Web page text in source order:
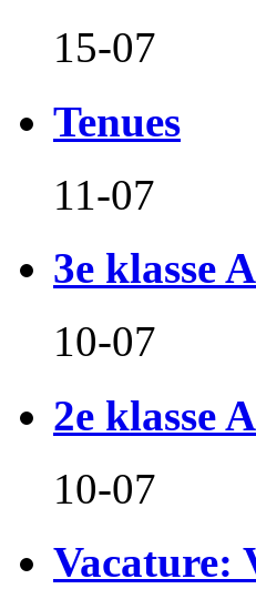
15-07
Tenues
11-07
3e klasse
10-07
2e klasse
10-07
Vacature: